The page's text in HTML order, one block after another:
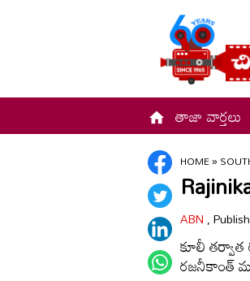
తాజా వార్తలు
HOME»
ABN,
కూలీ
రజనీకాంత్